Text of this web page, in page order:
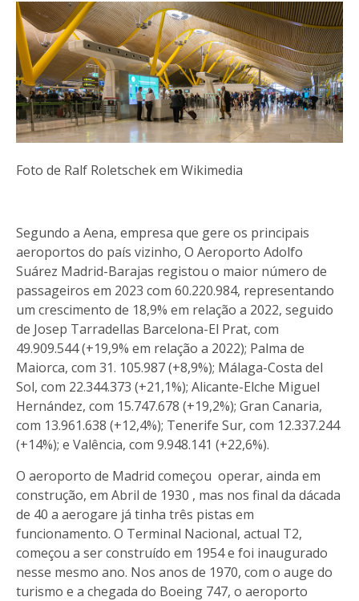
Foto de Ralf Roletschek em Wikimedia
Segundo a Aena, empresa que gere os principais
aeroportos do país vizinho, O Aeroporto Adolfo
Suárez Madrid-Barajas registou o maior número de
passageiros em 2023 com 60.220.984, representando
um crescimento de 18,9% em relação a 2022, seguido
de Josep Tarradellas Barcelona-El Prat, com
49.909.544 (+19,9% em relação a 2022); Palma de
Maiorca, com 31. 105.987 (+8,9%); Málaga-Costa del
Sol, com 22.344.373 (+21,1%); Alicante-Elche Miguel
Hernández, com 15.747.678 (+19,2%); Gran Canaria,
com 13.961.638 (+12,4%); Tenerife Sur, com 12.337.244
(+14%); e Valência, com 9.948.141 (+22,6%).
O aeroporto de Madrid começou operar, ainda em
construção, em Abril de 1930 , mas nos final da dácada
de 40 a aerogare já tinha três pistas em
funcionamento. O Terminal Nacional, actual T2,
começou a ser construído em 1954 e foi inaugurado
nesse mesmo ano. Nos anos de 1970, com o auge do
turismo e a chegada do Boeing 747, o aeroporto